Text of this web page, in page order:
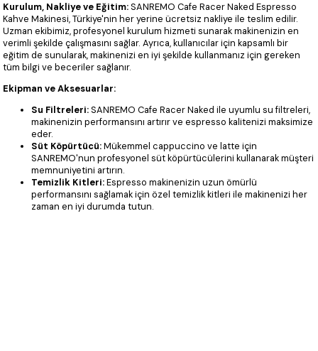
Kurulum, Nakliye ve Eğitim:SANREMO Cafe Racer Naked Espresso
Kahve Makinesi, Türkiye'nin her yerine ücretsiz nakliye ile teslim edilir.
Uzman ekibimiz, profesyonel kurulum hizmeti sunarak makinenizin en
verimli şekilde çalışmasını sağlar. Ayrıca, kullanıcılar için kapsamlı bir
eğitim de sunularak, makinenizi en iyi şekilde kullanmanız için gereken
tüm bilgi ve beceriler sağlanır.
Ekipman ve Aksesuarlar:
Su Filtreleri:SANREMO Cafe Racer Naked ile uyumlu su filtreleri,
makinenizin performansını artırır ve espresso kalitenizi maksimize
eder.
Süt Köpürtücü:Mükemmel cappuccino ve latte için
SANREMO'nun profesyonel süt köpürtücülerini kullanarak müşteri
memnuniyetini artırın.
Temizlik Kitleri:Espresso makinenizin uzun ömürlü
performansını sağlamak için özel temizlik kitleri ile makinenizi her
zaman en iyi durumda tutun.